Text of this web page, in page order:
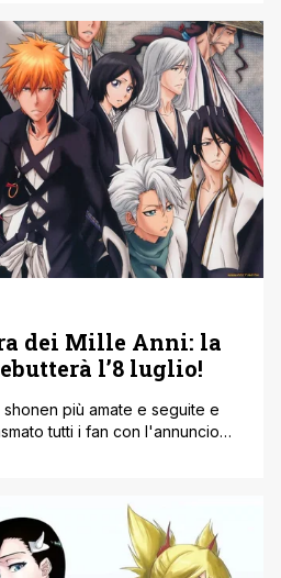
ha riportato Ichigo in
dell'ultimo arco narrativo
dei Mille Anni: la
l’8 luglio!
più amate e seguite e
tutti i fan con l'annuncio
che la seconda parte
presentata a livello